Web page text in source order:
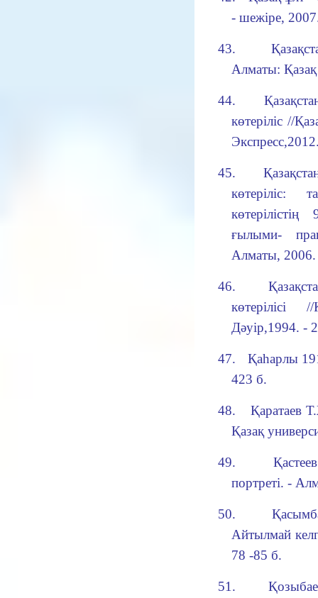
- шежіре,
43.
Алматы:
44.
көтеріліс//
45.
көтеріліс:
ғылыми-
Алматы,
46.
көтерілісі
Дәуір,1994. -
47.
Қаһарлы
423 б.
48. Қаратаев Т.
Қазақ
49.
портреті.-
50.
Айтылмай
78 -85 б.
51.